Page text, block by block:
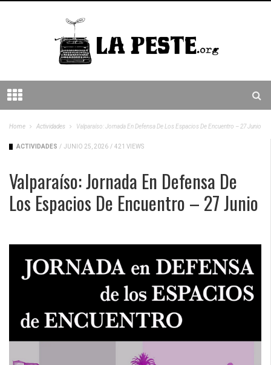
Home Actividades Valparaíso: Jornada En Defensa De Los Espacios De Encuentro – 27 Junio
ACTIVIDADES / JUNIO 25, 2026 / 421 VIEWS
Valparaíso: Jornada En Defensa De
Los Espacios De Encuentro – 27 Junio